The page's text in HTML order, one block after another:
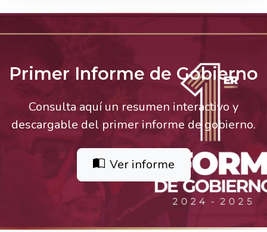
Primer Informe de Gobierno
Consulta aquí un resumen interactivo y
descargable del primer informe de gobierno.
Ver informe